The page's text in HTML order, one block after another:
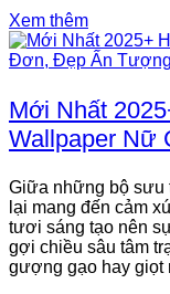
Xem thêm
Mới Nhất
Wallpaper Nữ
Giữa những bộ sưu
lại mang đến cảm
tươi sáng tạo nên
gợi chiều sâu tâm
gượng gạo hay